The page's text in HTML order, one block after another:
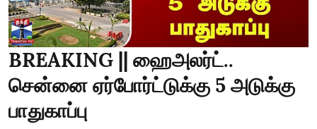
BREAKING || ஹைஅலர்ட்..
சென்னை ஏர்போர்ட்டுக்கு 5 அடுக்கு
பாதுகாப்பு